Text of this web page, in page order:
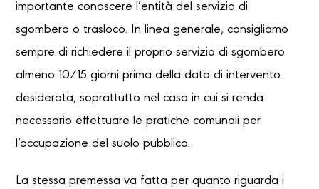
importante conoscere l’entità del servizio di
sgombero o trasloco. In linea generale, consigliamo
sempre di richiedere il proprio servizio di sgombero
almeno 10/15 giorni prima della data di intervento
desiderata, soprattutto nel caso in cui si renda
necessario effettuare le pratiche comunali per
l’occupazione del suolo pubblico.
La stessa premessa va fatta per quanto riguarda i